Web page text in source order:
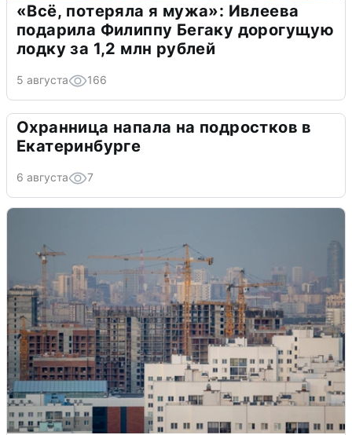
«Всё, потеряла я мужа»: Ивлеева
подарила Филиппу Бегаку дорогущую
лодку за 1,2 млн рублей
5 августа 166
Охранница напала на подростков в
Екатеринбурге
6 августа 7